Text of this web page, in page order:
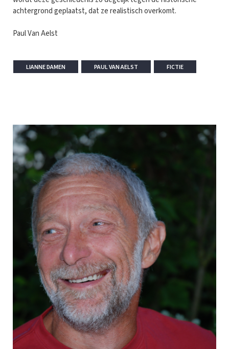
achtergrond geplaatst, dat ze realistisch overkomt.
Paul Van Aelst
LIANNE DAMEN PAUL VAN AELST FICTIE